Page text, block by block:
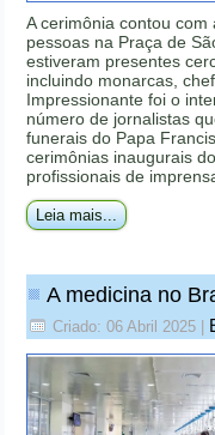
A cerimônia contou
pessoas na Praça de
estiveram presentes
incluindo monarcas,
Impressionante foi o
número de jornalistas
funerais do Papa
cerimônias inaugurais
profissionais de
Leia mais...
A medicina no
Criado: 06 Abril 2025